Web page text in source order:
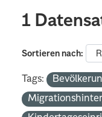
1
Sortieren nach
Tags: